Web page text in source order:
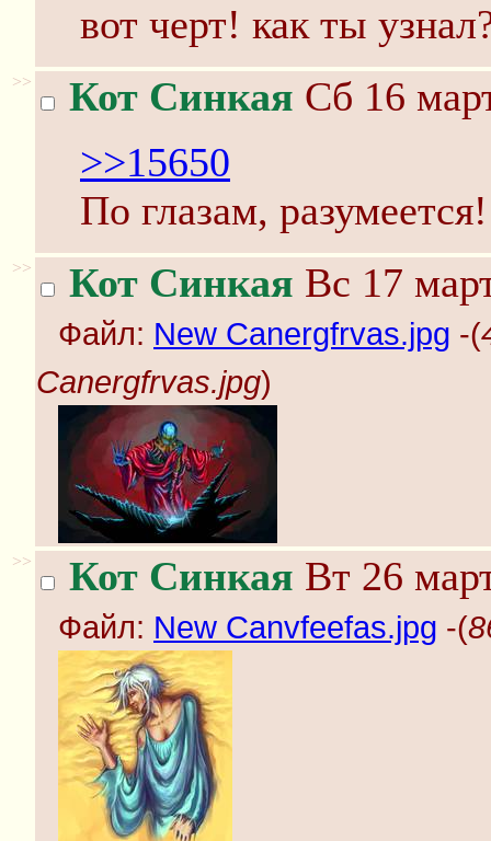
вот черт! как ты
>> Кот Синкая Сб 16
>>15650
По глазам, разумеется!
>> Кот Синкая Вс 17
Файл: New Canergfrvas.jpg -(
Canergfrvas.jpg)
>> Кот Синкая Вт 26
Файл: New Canvfeefas.jpg -(